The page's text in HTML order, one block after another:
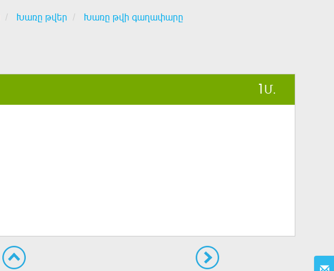
Խառը թվեր Խառը թվի գաղափարը
1 Մ.